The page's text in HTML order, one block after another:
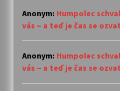
Anonym: Humpolec
vás – a teď je čas se ozvat
Anonym: Humpolec
vás – a teď je čas se ozvat